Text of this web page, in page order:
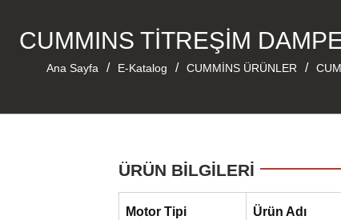
CUMMINS TİTREŞİM
Ana Sayfa / E-Katalog / CUMMİNS ÜRÜNLER /
ÜRÜN BİLGİLERİ
Motor Tipi Ürün Adı